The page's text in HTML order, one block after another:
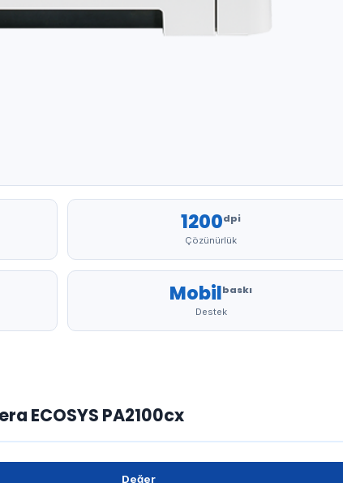
1200dpi
Çözünürlük
Mobilbaskı
Destek
ECOSYS PA2100cx
Değer